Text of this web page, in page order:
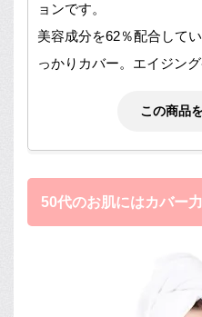
ョンです。
美容成分を62％配合して
っかりカバー。エイジン
この商品
50代のお肌にはカバー